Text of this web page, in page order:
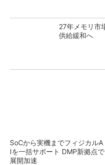
27年メモリ市
供給緩和へ
SoCから実機までフィジカルA
Iを一括サポート DMP新拠点で
展開加速